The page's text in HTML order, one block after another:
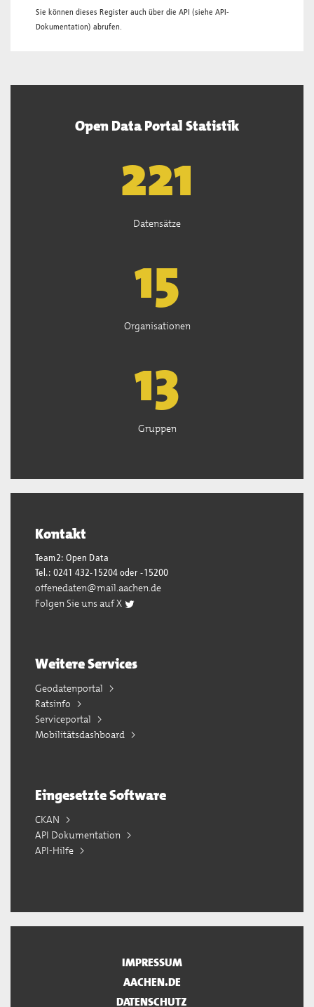
Sie können dieses Register auch über die API (siehe API-
Dokumentation) abrufen.
Open Data Portal Statistik
222
Datensätze
15
Organisationen
13
Gruppen
Kontakt
Team2: Open Data
Tel.: 0241 432-15204 oder -15200
offenedaten@mail.aachen.de
Folgen Sie uns auf X
Weitere Services
Geodatenportal
Ratsinfo
Serviceportal
Mobilitätsdashboard
Eingesetzte Software
CKAN
API Dokumentation
API-Hilfe
IMPRESSUM
AACHEN.DE
DATENSCHUTZ